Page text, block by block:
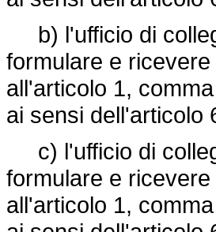
b) l'ufficio di
formulare e
all'articolo 1,
ai sensi dell'articolo
c) l'ufficio di
formulare e
all'articolo 1,